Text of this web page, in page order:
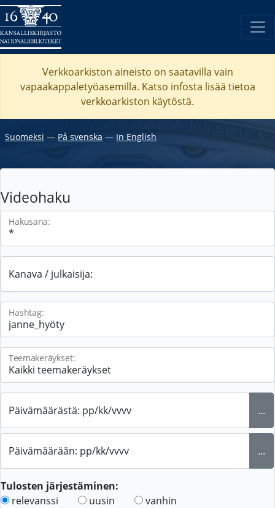
Verkkoarkiston aineisto on saatavilla vain
vapaakappaletyöasemilla. Katso infosta lisää tietoa
verkkoarkiston käytöstä.
Suomeksi ― På svenska ― In English
Videohaku
Hakusana:
Kanava / julkaisija:
Hashtag:
Teemakeräykset:
Päivämäärästä: pp/kk/vvvv ...
Päivämäärään: pp/kk/vvvv ...
Tulosten järjestäminen:
relevanssi
uusin vanhin